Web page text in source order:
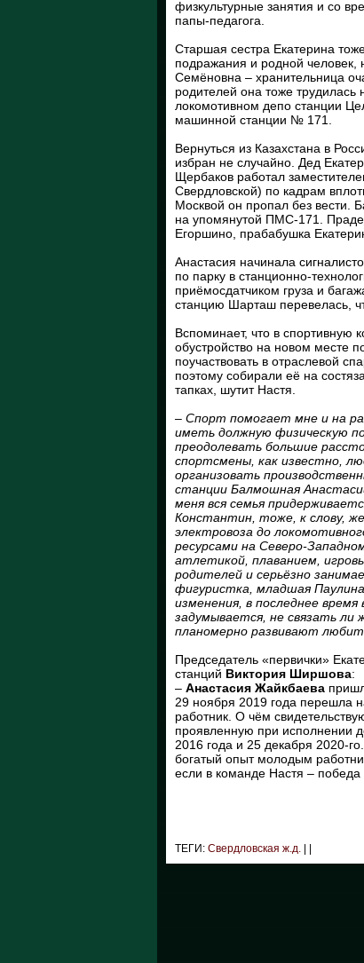
физкультурные занятия и со
папы-педагога.
Старшая сестра Екатерина
подражания и родной человек,
Семёновна – хранительница
родителей она тоже трудилась
локомотивном депо станции
машинной станции № 171.
Вернуться из Казахстана в
избран не случайно. Дед
Щербаков работал
Свердловской) по кадрам
Москвой он пропал без вести.
на упомянутой ПМС-171.
Егоршино, прабабушка
Анастасия начинала
по парку в станционно-
приёмосдатчиком груза и
станцию Шарташ перевелась,
Вспоминает, что в спортивную
обустройство на новом месте
поучаствовать в отраслевой
поэтому собирали её на
тапках, шутит Настя.
– Спорт помогает мне и на
иметь должную физическую
преодолевать большие
спортсмены, как известно,
организовать
станции Балмошная
меня вся семья
Константин, тоже, к слову,
электровоза до
ресурсами на Северо-
атлетикой, плаванием,
родителей и серьёзно
фигуристка, младшая
изменения, в последнее
задумывается, не связать ли
планомерно развивают
Председатель «первички»
станций Виктория Ширшова:
– Анастасия Жайкбаева
29 ноября 2019 года перешла
работник. О чём
проявленную при исполнении
2016 года и 25 декабря 2020-
богатый опыт молодым
если в команде Настя – победа
ТЕГИ: Свердловская ж.д.